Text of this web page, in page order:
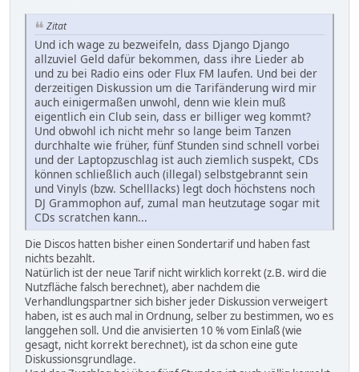
Zitat
Und ich wage zu bezweifeln, dass Django Django
allzuviel Geld dafür bekommen, dass ihre Lieder ab
und zu bei Radio eins oder Flux FM laufen. Und bei der
derzeitigen Diskussion um die Tarifänderung wird mir
auch einigermaßen unwohl, denn wie klein muß
eigentlich ein Club sein, dass er billiger weg kommt?
Und obwohl ich nicht mehr so lange beim Tanzen
durchhalte wie früher, fünf Stunden sind schnell vorbei
und der Laptopzuschlag ist auch ziemlich suspekt, CDs
können schließlich auch (illegal) selbstgebrannt sein
und Vinyls (bzw. Schelllacks) legt doch höchstens noch
DJ Grammophon auf, zumal man heutzutage sogar mit
CDs scratchen kann...
Die Discos hatten bisher einen Sondertarif und haben fast
nichts bezahlt.
Natürlich ist der neue Tarif nicht wirklich korrekt (z.B. wird die
Nutzfläche falsch berechnet), aber nachdem die
Verhandlungspartner sich bisher jeder Diskussion verweigert
haben, ist es auch mal in Ordnung, selber zu bestimmen, wo es
langgehen soll. Und die anvisierten 10 % vom Einlaß (wie
gesagt, nicht korrekt berechnet), ist da schon eine gute
Diskussionsgrundlage.